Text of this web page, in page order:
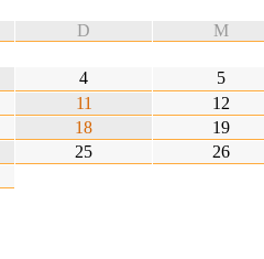
D
M
4
5
11
12
18
19
25
26